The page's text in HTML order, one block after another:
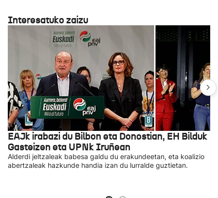
Interesatuko zaizu
EAJk irabazi du Bilbon eta Donostian, EH Bilduk
Gasteizen eta UPNk Iruñean
Alderdi jeltzaleak babesa galdu du erakundeetan, eta koalizio
abertzaleak hazkunde handia izan du lurralde guztietan.